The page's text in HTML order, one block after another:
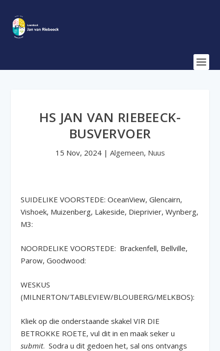
HS JAN VAN RIEBEECK-
BUSVERVOER
15 Nov, 2024| Algemeen, Nuus
SUIDELIKE VOORSTEDE: OceanView, Glencairn,
Vishoek, Muizenberg, Lakeside, Dieprivier, Wynberg,
M3:
NOORDELIKE VOORSTEDE: Brackenfell, Bellville,
Parow, Goodwood:
WESKUS
(MILNERTON/TABLEVIEW/BLOUBERG/MELKBOS):
Kliek op die onderstaande skakel VIR DIE
BETROKKE ROETE, vul dit in en maak seker u
submit. Sodra u dit gedoen het, sal ons ontvangs